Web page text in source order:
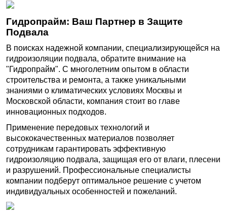
Гидропрайм: Ваш Партнер в Защите
Подвала
В поисках надежной компании, специализирующейся на
гидроизоляции подвала, обратите внимание на
"Гидропрайм". С многолетним опытом в области
строительства и ремонта, а также уникальными
знаниями о климатических условиях Москвы и
Московской области, компания стоит во главе
инновационных подходов.
Применение передовых технологий и
высококачественных материалов позволяет
сотрудникам гарантировать эффективную
гидроизоляцию подвала, защищая его от влаги, плесени
и разрушений. Профессиональные специалисты
компании подберут оптимальное решение с учетом
индивидуальных особенностей и пожеланий.